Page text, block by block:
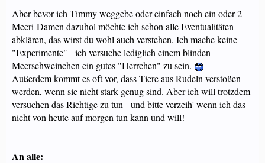
Aber bevor ich Timmy weggebe oder einfach noch ein oder 2
Meeri-Damen dazuhol möchte ich schon alle Eventualitäten
abklären, das wirst du wohl auch verstehen. Ich mache keine
"Experimente" - ich versuche lediglich einem blinden
Meerschweinchen ein gutes "Herrchen" zu sein.
Außerdem kommt es oft vor, dass Tiere aus Rudeln verstoßen
werden, wenn sie nicht stark genug sind. Aber ich will trotzdem
versuchen das Richtige zu tun - und bitte verzeih' wenn ich das
nicht von heute auf morgen tun kann und will!
-------------
An alle: